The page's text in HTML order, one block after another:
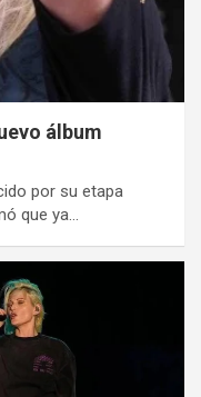
álbum
por su etapa
que ya…